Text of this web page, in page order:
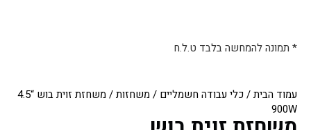
עמוד הבית/כלי עבודה חשמליים /משחזות
/ משחזת זוית בוש “4.5
900W
* תמונה להמחשה בלבד ט.ל.ח